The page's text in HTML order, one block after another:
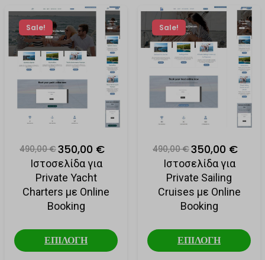
Sale!
490,00 €350,00 €
Ιστοσελίδα για
Private Yacht
Charters με Online
Booking
ΕΠΙΛΟΓΗ
Sale!
490,00 €350,00 €
Ιστοσελίδα για
Private Sailing
Cruises με Online
Booking
ΕΠΙΛΟΓΗ